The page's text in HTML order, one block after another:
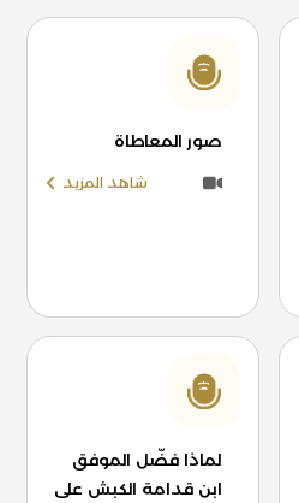
صور المعاطاة
شاهد المزيد
لماذا فضّل الموفق
ابن قدامة الكبش على